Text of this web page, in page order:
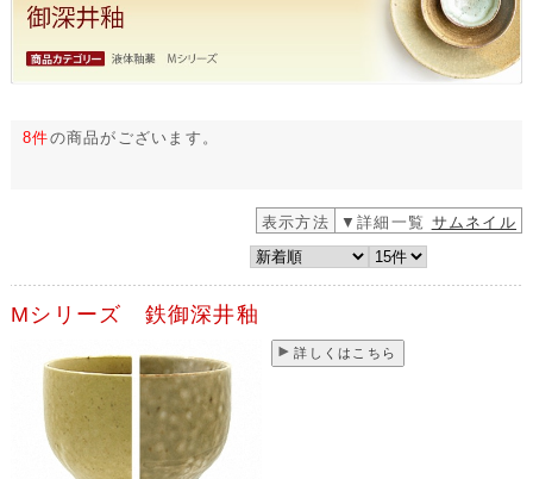
8件の商品がございます。
表示方法 ▼詳細一覧 サムネイル
Mシリーズ 鉄御深井釉
詳しくはこちら